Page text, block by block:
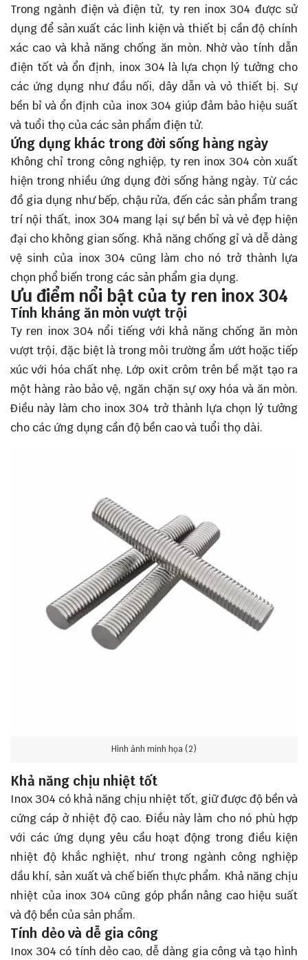
Trong ngành điện và điện tử, ty ren inox 304 được sử
dụng để sản xuất các linh kiện và thiết bị cần độ chính
xác cao và khả năng chống ăn mòn. Nhờ vào tính dẫn
điện tốt và ổn định, inox 304 là lựa chọn lý tưởng cho
các ứng dụng như đầu nối, dây dẫn và vỏ thiết bị. Sự
bền bỉ và ổn định của inox 304 giúp đảm bảo hiệu suất
và tuổi thọ của các sản phẩm điện tử.
Ứng dụng khác trong đời sống hàng ngày
Không chỉ trong công nghiệp, ty ren inox 304 còn xuất
hiện trong nhiều ứng dụng đời sống hàng ngày. Từ các
đồ gia dụng như bếp, chậu rửa, đến các sản phẩm trang
trí nội thất, inox 304 mang lại sự bền bỉ và vẻ đẹp hiện
đại cho không gian sống. Khả năng chống gỉ và dễ dàng
vệ sinh của inox 304 cũng làm cho nó trở thành lựa
chọn phổ biến trong các sản phẩm gia dụng.
Ưu điểm nổi bật của ty ren inox 304
Tính kháng ăn mòn vượt trội
Ty ren inox 304 nổi tiếng với khả năng chống ăn mòn
vượt trội, đặc biệt là trong môi trường ẩm ướt hoặc tiếp
xúc với hóa chất nhẹ. Lớp oxit crôm trên bề mặt tạo ra
một hàng rào bảo vệ, ngăn chặn sự oxy hóa và ăn mòn.
Điều này làm cho inox 304 trở thành lựa chọn lý tưởng
cho các ứng dụng cần độ bền cao và tuổi thọ dài.
Hình ảnh minh họa (2)
Khả năng chịu nhiệt tốt
Inox 304 có khả năng chịu nhiệt tốt, giữ được độ bền và
cứng cáp ở nhiệt độ cao. Điều này làm cho nó phù hợp
với các ứng dụng yêu cầu hoạt động trong điều kiện
nhiệt độ khắc nghiệt, như trong ngành công nghiệp
dầu khí, sản xuất và chế biến thực phẩm. Khả năng chịu
nhiệt của inox 304 cũng góp phần nâng cao hiệu suất
và độ bền của sản phẩm.
Tính dẻo và dễ gia công
Inox 304 có tính dẻo cao, dễ dàng gia công và tạo hình